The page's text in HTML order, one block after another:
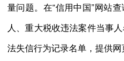
量问题。在“信用中国”网站
人、重大税收违法案件当事
法失信行为记录名单，提供网